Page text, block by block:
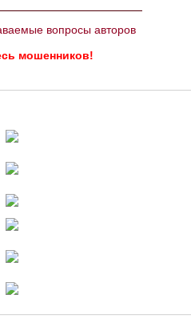
вопросы авторов
мошенников!